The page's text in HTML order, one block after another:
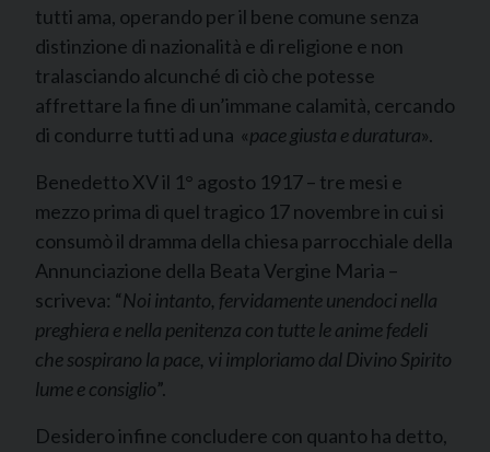
tutti ama, operando per il bene comune senza
distinzione di nazionalità e di religione e non
tralasciando alcunché di ciò che potesse
affrettare la fine di un’immane calamità, cercando
di condurre tutti ad una «pace giusta e duratura».
Benedetto XV il 1° agosto 1917 – tre mesi e
mezzo prima di quel tragico 17 novembre in cui si
consumò il dramma della chiesa parrocchiale della
Annunciazione della Beata Vergine Maria –
scriveva: “Noi intanto, fervidamente unendoci nella
preghiera e nella penitenza con tutte le anime fedeli
che sospirano la pace, vi imploriamo dal Divino Spirito
lume e consiglio”.
Desidero infine concludere con quanto ha detto,